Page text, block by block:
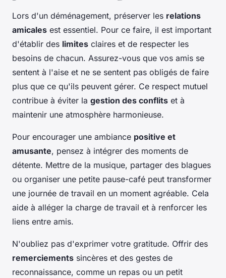
Lors d'un déménagement, préserver les relations
amicales est essentiel. Pour ce faire, il est important
d'établir des limites claires et de respecter les
besoins de chacun. Assurez-vous que vos amis se
sentent à l'aise et ne se sentent pas obligés de faire
plus que ce qu'ils peuvent gérer. Ce respect mutuel
contribue à éviter la gestion des conflits et à
maintenir une atmosphère harmonieuse.
Pour encourager une ambiance positive et
amusante, pensez à intégrer des moments de
détente. Mettre de la musique, partager des blagues
ou organiser une petite pause-café peut transformer
une journée de travail en un moment agréable. Cela
aide à alléger la charge de travail et à renforcer les
liens entre amis.
N'oubliez pas d'exprimer votre gratitude. Offrir des
remerciements sincères et des gestes de
reconnaissance, comme un repas ou un petit